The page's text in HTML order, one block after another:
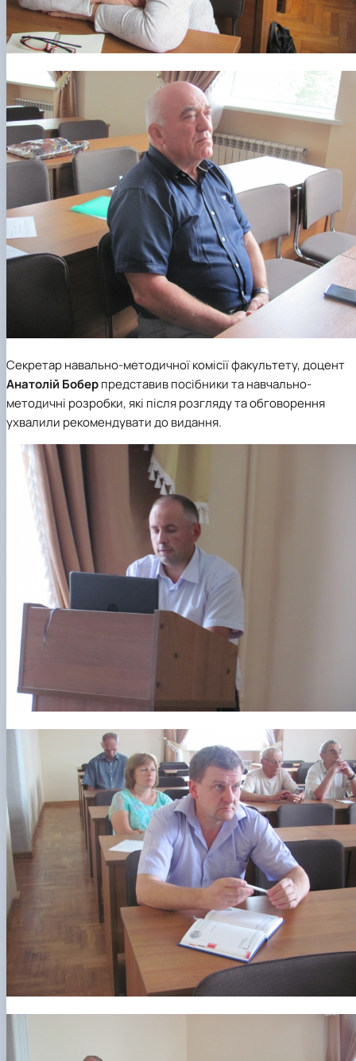
Секретар навально-методичної комісії факультету, доцент
Анатолій Боберпредставив посібники та навчально-
методичні розробки, які після розгляду та обговорення
ухвалили рекомендувати до видання.